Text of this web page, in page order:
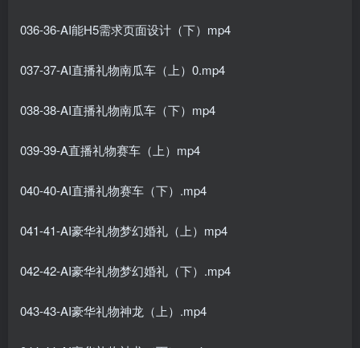
036-36-AI能H5需求页面设计（下）mp4
037-37-AI直播礼物南瓜车（上）0.mp4
038-38-AI直播礼物南瓜车（下）mp4
039-39-A直播礼物赛车（上）mp4
040-40-AI直播礼物赛车（下）.mp4
041-41-AI豪华礼物梦幻婚礼（上）mp4
042-42-AI豪华礼物梦幻婚礼（下）.mp4
043-43-AI豪华礼物神龙（上）.mp4